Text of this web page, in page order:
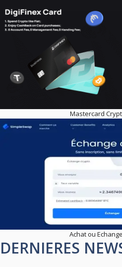
Mastercard
Achat ou
DERNIERES